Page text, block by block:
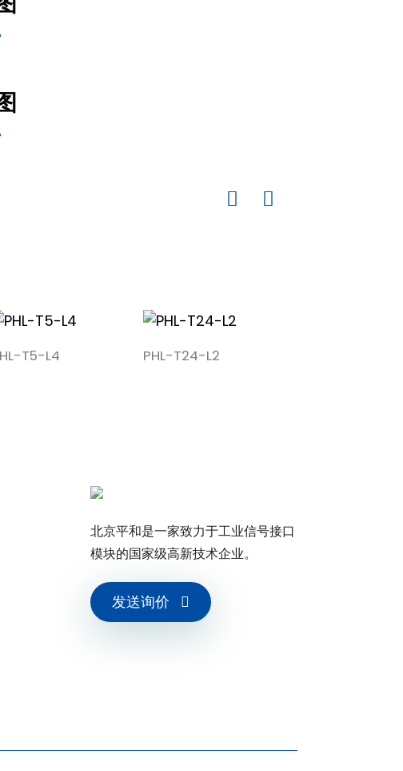
T5-L4 PHL-T24-L2
北京平和是一家致力于工业信号接口
模块的国家级高新技术企业。
发送询价